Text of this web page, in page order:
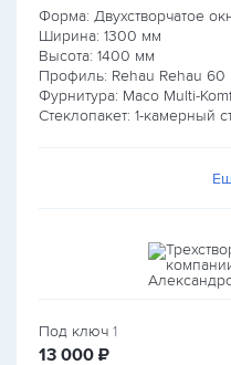
Форма: Двухстворчатое
Ширина: 1300 мм
Высота: 1400 мм
Профиль: Rehau Rehau 60
Фурнитура: Maco Multi-
Стеклопакет: 1-камерный
Под ключ 1
13 000 руб.
₽